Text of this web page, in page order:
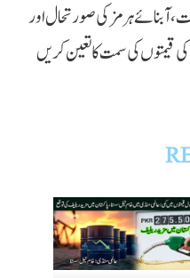
آبنائے ہرمز کی صورتحال اور
کی سمت کا تعین کریں